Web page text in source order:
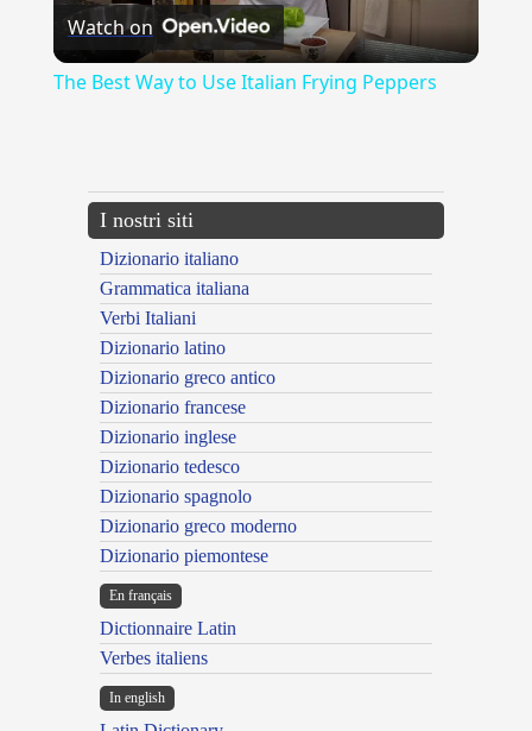
Video
Watch on
The Best Way to Use Italian Frying Peppers
I nostri siti
Dizionario italiano
Grammatica italiana
Verbi Italiani
Dizionario latino
Dizionario greco antico
Dizionario francese
Dizionario inglese
Dizionario tedesco
Dizionario spagnolo
Dizionario greco moderno
Dizionario piemontese
En français
Dictionnaire Latin
Verbes italiens
In english